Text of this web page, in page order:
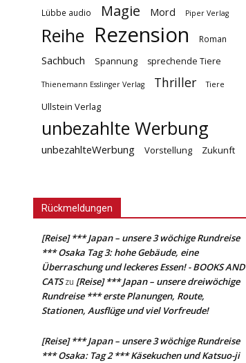
Lübbe audio Magie Mord Piper Verlag
Reihe Rezension Roman
Sachbuch Spannung sprechende Tiere
Thienemann Esslinger Verlag Thriller Tiere
Ullstein Verlag
unbezahlte Werbung
unbezahlteWerbung Vorstellung Zukunft
Rückmeldungen
[Reise] *** Japan – unsere 3 wöchige Rundreise
*** Osaka Tag 3: hohe Gebäude, eine
Überraschung und leckeres Essen! - BOOKS AND
CATSzu [Reise] *** Japan – unsere dreiwöchige
Rundreise *** erste Planungen, Route,
Stationen, Ausflüge und viel Vorfreude!
[Reise] *** Japan – unsere 3 wöchige Rundreise
*** Osaka: Tag 2 *** Käsekuchen und Katsuo-ji